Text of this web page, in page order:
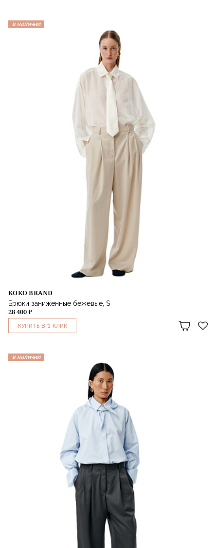
в наличии
KOKO BRAND
Брюки заниженные бежевые, S
28 400 ₽
КУПИТЬ В 1 КЛИК
в наличии